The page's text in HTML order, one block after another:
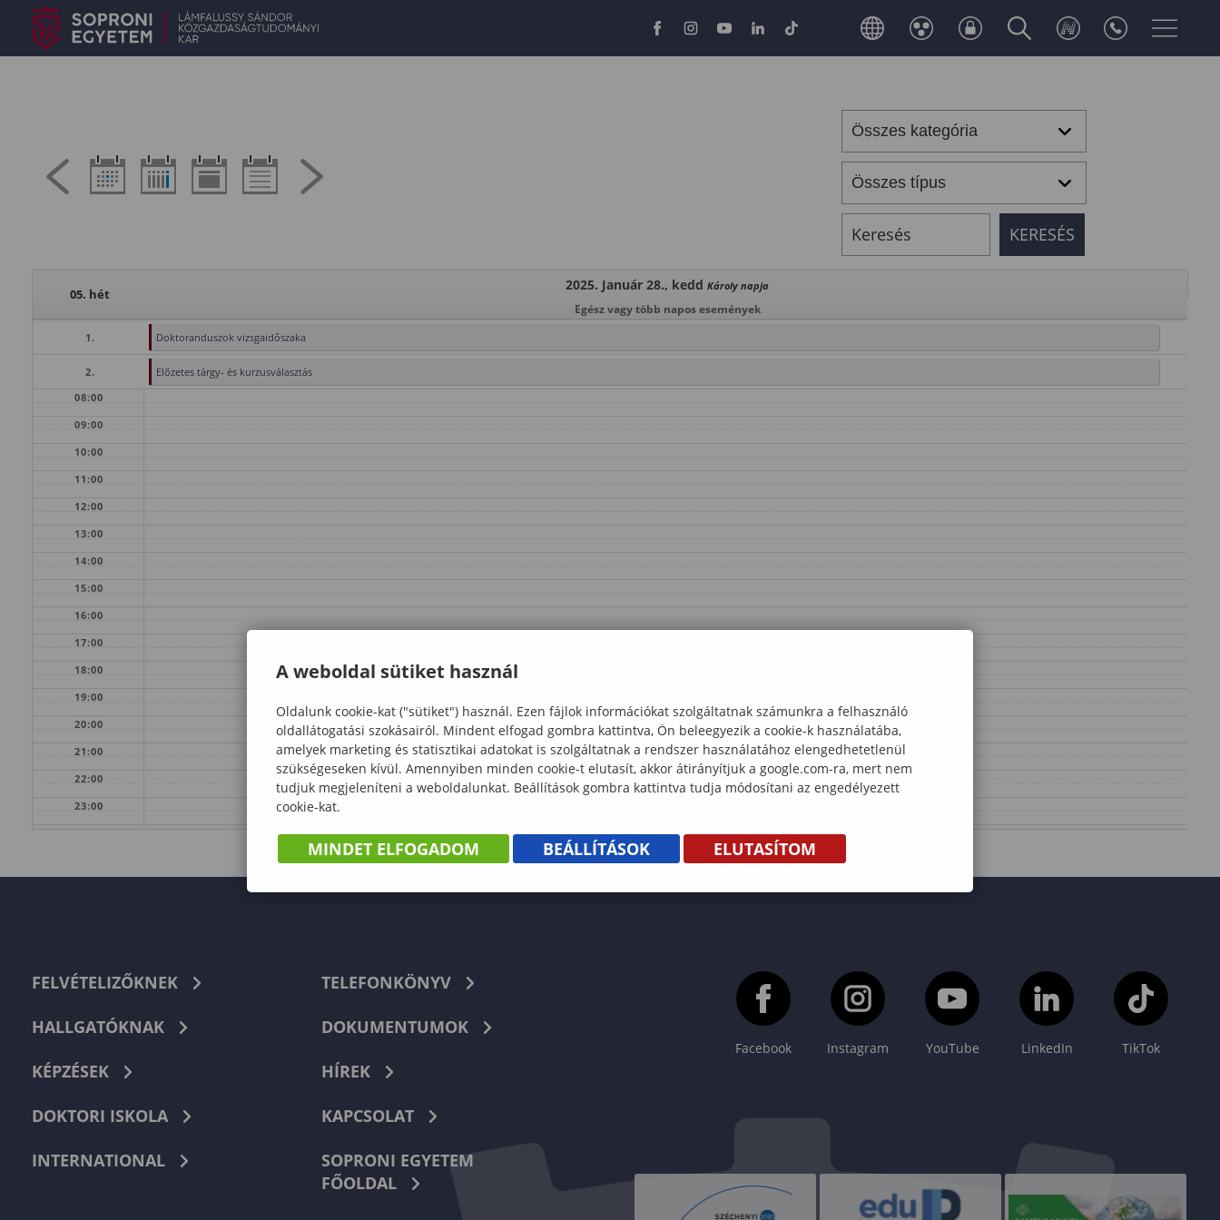
05. hét
2025. Január 28., kedd Károly napja
Egész vagy több napos események
1. Doktoranduszok vizsgaidőszaka
2.
Előzetes tárgy- és kurzusválasztás
08:00
09:00
10:00
11:00
12:00
13:00
14:00
15:00
16:00
17:00
18:00
19:00
20:00
21:00
22:00
23:00
FELVÉTELIZŐKNEK
HALLGATÓKNAK
KÉPZÉSEK
DOKTORI ISKOLA
INTERNATIONAL
TELEFONKÖNYV
DOKUMENTUMOK
HÍREK
KAPCSOLAT
SOPRONI EGYETEM
FŐOLDAL
Facebook Instagram YouTube LinkedIn TikTok
A weboldal sütiket használ
Oldalunk cookie-kat ("sütiket") használ. Ezen fájlok információkat szolgáltatnak számunkra a felhasználó
oldallátogatási szokásairól. Mindent elfogad gombra kattintva, Ön beleegyezik a cookie-k használatába,
amelyek marketing és statisztikai adatokat is szolgáltatnak a rendszer használatához elengedhetetlenül
szükségeseken kívül. Amennyiben minden cookie-t elutasít, akkor átirányítjuk a google.com-ra, mert nem
tudjuk megjeleníteni a weboldalunkat. Beállítások gombra kattintva tudja módosítani az engedélyezett
cookie-kat.
MINDET ELFOGADOM BEÁLLÍTÁSOK ELUTASÍTOM